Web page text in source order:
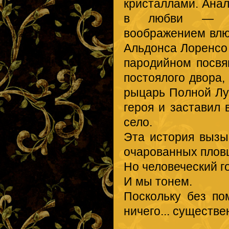
кристаллами.
в любви —
воображением
Альдонса
пародийном
постоялого
рыцарь Полной
героя и заставил
село.
Эта история
очарованных
Но человеческий
И мы тонем.
Поскольку без
ничего...